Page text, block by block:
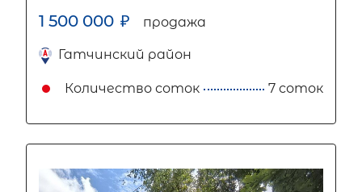
1 500 000 ₽ продажа
Гатчинский район
Количество соток 7 соток